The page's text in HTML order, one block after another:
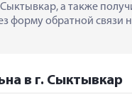
а также
форму обратной связи
в г. Сыктывкар